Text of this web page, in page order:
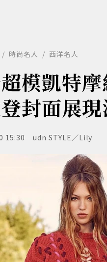
時尚名人 西洋名人
模凱特
登封面展
15:30 udn STYLE／Lily